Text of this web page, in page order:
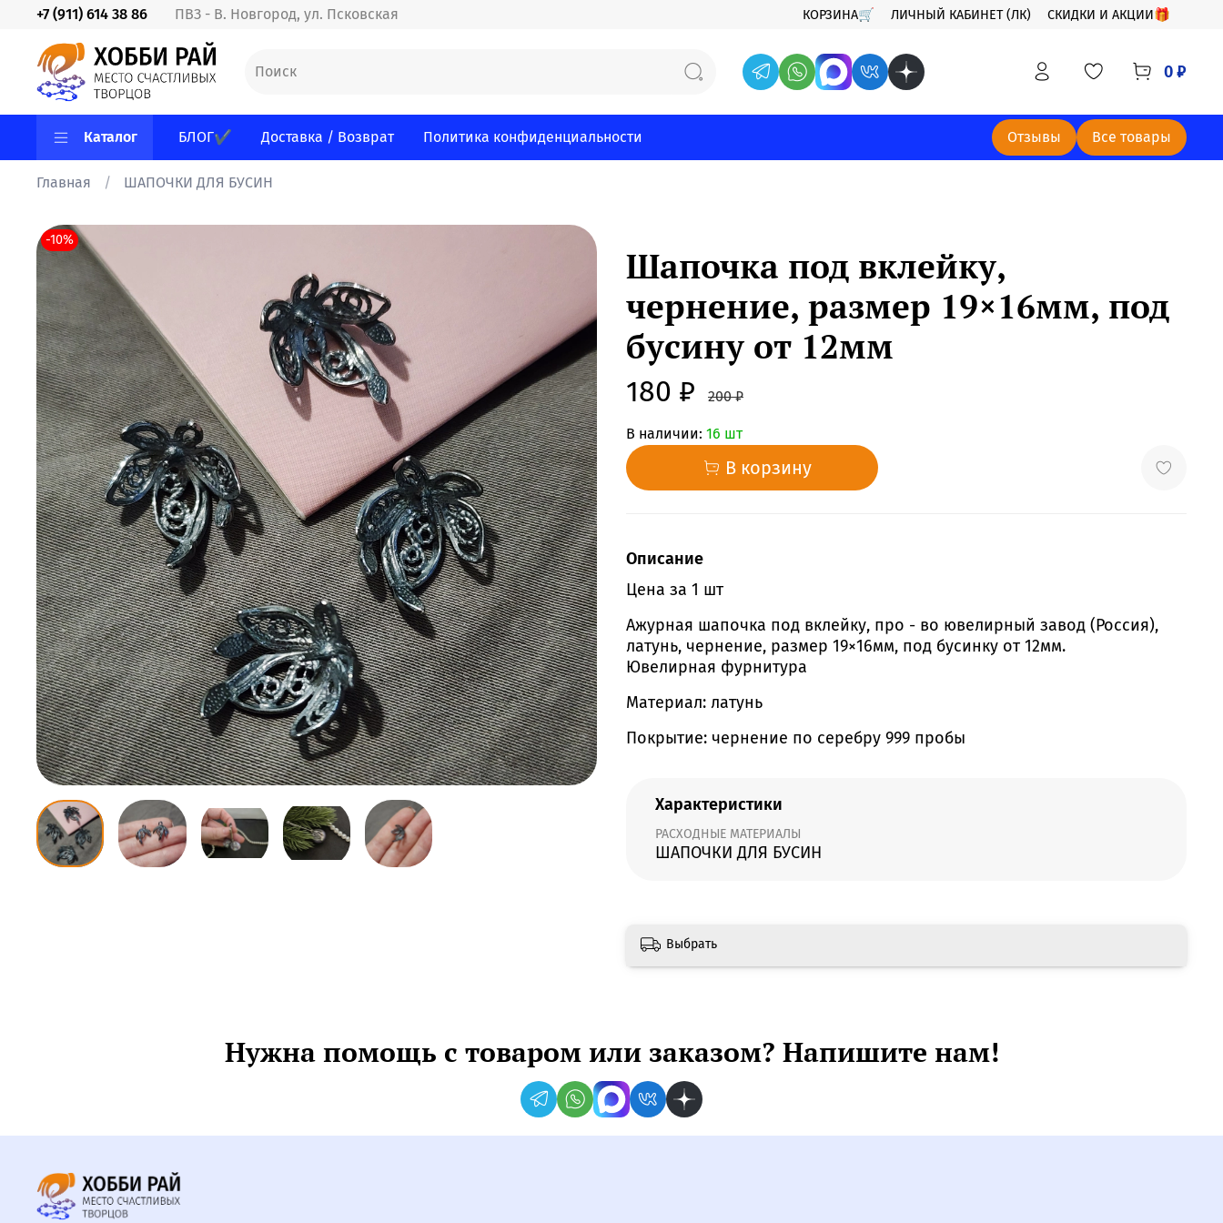
КОРЗИНА🛒 ЛИЧНЫЙ КАБИНЕТ (ЛК) СКИДКИ И АКЦИИ🎁
ПВЗ - В. Новгород, ул. Псковская
+7 (911) 614 38 86
0 ₽
Каталог БЛОГ✔ Доставка / Возврат Политика конфиденциальности Отзывы Все товары
Главная ШАПОЧКИ ДЛЯ БУСИН
-10%
Шапочка под вклейку,
чернение, размер 19×16мм, под
бусину от 12мм
180 ₽ 200 ₽
В наличии: 16 шт
В корзину
Описание
Цена за 1 шт
Ажурная шапочка под вклейку, про - во ювелирный завод (Россия),
латунь, чернение, размер 19×16мм, под бусинку от 12мм.
Ювелирная фурнитура
Материал: латунь
Покрытие: чернение по серебру 999 пробы
Характеристики
РАСХОДНЫЕ МАТЕРИАЛЫ
ШАПОЧКИ ДЛЯ БУСИН
Выбрать
Нужна помощь с товаром или заказом? Напишите нам!